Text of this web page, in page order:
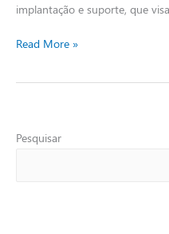
implantação e suporte, que
Read More »
Pesquisar